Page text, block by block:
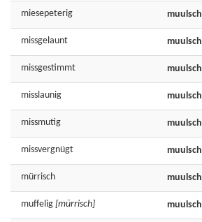
miesepeterig muulsch
missgelaunt muulsch
missgestimmt muulsch
misslaunig muulsch
missmutig muulsch
missvergnügt muulsch
mürrisch muulsch
muffelig [mürrisch] muulsch